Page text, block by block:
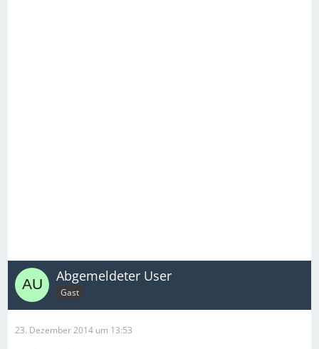
Abgemeldeter User
Gast
23. Dezember 2014 um 13:53